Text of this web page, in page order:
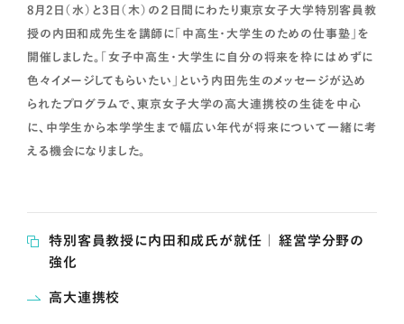
8月2日（水）と3日（木）の２日間にわたり東京女子大学特別客員教
授の内田和成先生を講師に「中高生・大学生のための仕事塾」を
開催しました。「女子中高生・大学生に自分の将来を枠にはめずに
色々イメージしてもらいたい」という内田先生のメッセージが込め
られたプログラムで、東京女子大学の高大連携校の生徒を中心
に、中学生から本学学生まで幅広い年代が将来について一緒に考
える機会になりました。
特別客員教授に内田和成氏が就任 ｜ 経営学分野の
強化
高大連携校